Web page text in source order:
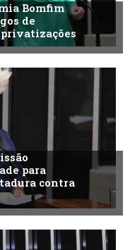
Bomfim
de
para
contra